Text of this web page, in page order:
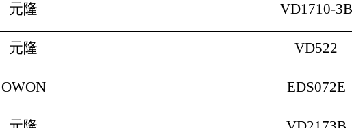
元隆 VD1710-3B
元隆 VD522
OWON EDS072E